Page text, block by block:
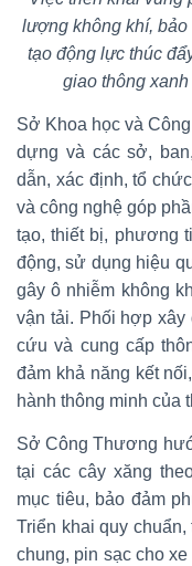
lượng không khí,
tạo động lực thúc
giao thông
Sở Khoa học và
dựng và các sở,
dẫn, xác định, tổ
và công nghệ góp
tạo, thiết bị, phương
động, sử dụng hiệu
gây ô nhiễm không
vận tải. Phối hợp xây
cứu và cung cấp
đảm khả năng kết
hành thông minh của
Sở Công Thương
tại các cây xăng
mục tiêu, bảo đảm
Triển khai quy
chung, pin sạc cho